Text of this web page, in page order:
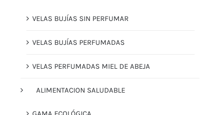
VELAS BUJÍAS SIN PERFUMAR
VELAS BUJÍAS PERFUMADAS
VELAS PERFUMADAS MIEL DE ABEJA
ALIMENTACION SALUDABLE